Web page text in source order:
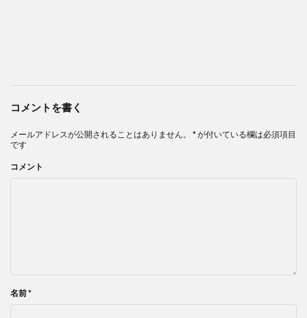
コメントを書く
メールアドレスが公開されることはありません。 *が付いている欄は必須項目
です
コメント
名前*